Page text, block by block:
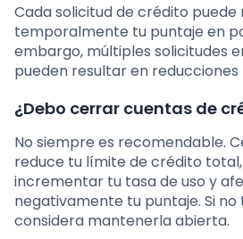
Cada solicitud de crédito puede
temporalmente tu puntaje en
embargo, múltiples solicitudes
pueden resultar en reducciones
¿Debo cerrar cuentas de
No siempre es recomendable.
reduce tu límite de crédito
incrementar tu tasa de uso y
negativamente tu puntaje. Si
considera mantenerla abierta.